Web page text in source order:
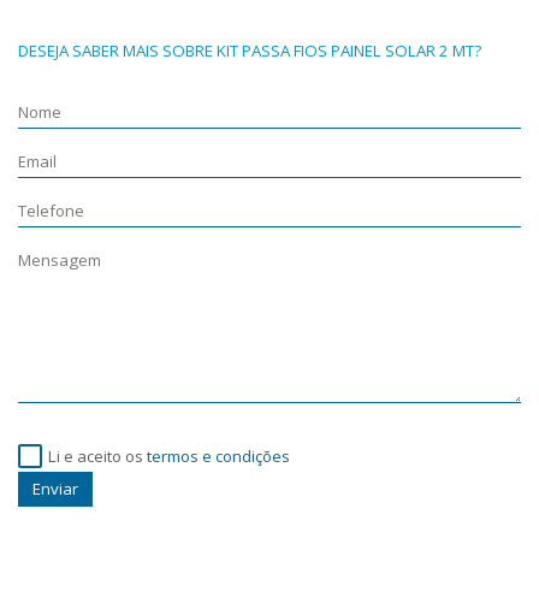
DESEJA SABER MAIS SOBRE KIT PASSA FIOS PAINEL SOLAR 2 MT?
Li e aceito os termos e condições
Enviar